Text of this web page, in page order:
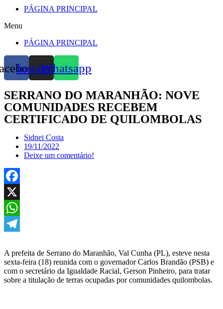
PÁGINA PRINCIPAL
Menu
PÁGINA PRINCIPAL
InstagramWhatsapp
SERRANO DO MARANHÃO: NOVE
COMUNIDADES RECEBEM
CERTIFICADO DE QUILOMBOLAS
Sidnei Costa
19/11/2022
Deixe um comentário!
Facebook
X
WhatsApp
A prefeita de Serrano do Maranhão, Val Cunha (PL), esteve nesta
sexta-feira (18) reunida com o governador Carlos Brandão (PSB) e
com o secretário da Igualdade Racial, Gerson Pinheiro, para tratar
sobre a titulação de terras ocupadas por comunidades quilombolas.